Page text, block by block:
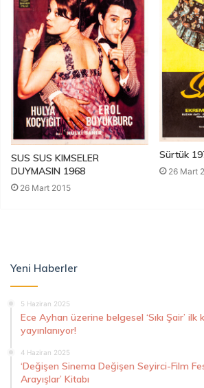
SUS SUS KIMSELER
DUYMASIN 1968
26 Mart 2015
Sürtük
26 Mart
Yeni Haberler
5 Haziran 2025
Ece Ayhan üzerine belgesel ‘Sıkı Şair’
yayınlanıyor!
4 Haziran 2025
‘Değişen Sinema Değişen Seyirci-Film
Arayışlar’ Kitabı